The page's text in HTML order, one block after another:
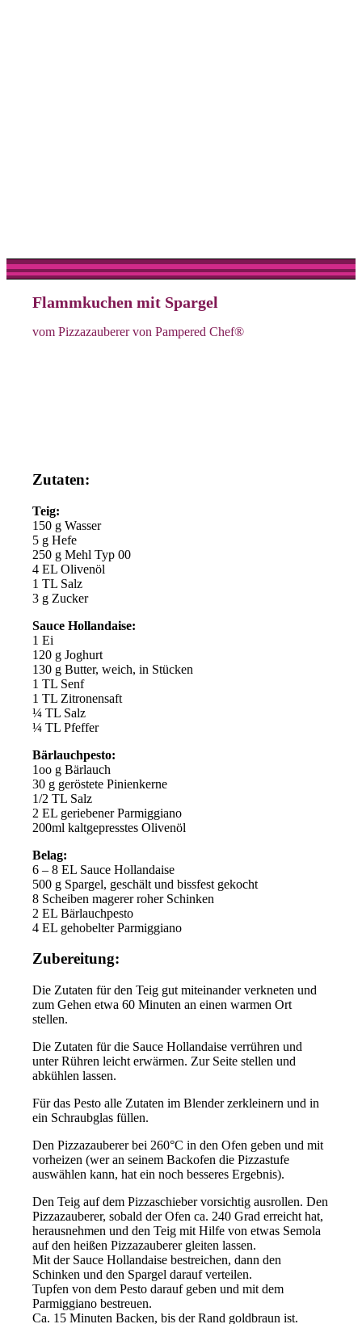
Flammkuchen mit Spargel
vom Pizzazauberer von Pampered Chef®
Zutaten:
Teig:
150 g Wasser
5 g Hefe
250 g Mehl Typ 00
4 EL Olivenöl
1 TL Salz
3 g Zucker
Sauce Hollandaise:
1 Ei
120 g Joghurt
130 g Butter, weich, in Stücken
1 TL Senf
1 TL Zitronensaft
¼ TL Salz
¼ TL Pfeffer
Bärlauchpesto:
1oo g Bärlauch
30 g geröstete Pinienkerne
1/2 TL Salz
2 EL geriebener Parmiggiano
200ml kaltgepresstes Olivenöl
Belag:
6 – 8 EL Sauce Hollandaise
500 g Spargel, geschält und bissfest gekocht
8 Scheiben magerer roher Schinken
2 EL Bärlauchpesto
4 EL gehobelter Parmiggiano
Zubereitung:
Die Zutaten für den Teig gut miteinander verkneten und
zum Gehen etwa 60 Minuten an einen warmen Ort
stellen.
Die Zutaten für die Sauce Hollandaise verrühren und
unter Rühren leicht erwärmen. Zur Seite stellen und
abkühlen lassen.
Für das Pesto alle Zutaten im Blender zerkleinern und in
ein Schraubglas füllen.
Den Pizzazauberer bei 260°C in den Ofen geben und mit
vorheizen (wer an seinem Backofen die Pizzastufe
auswählen kann, hat ein noch besseres Ergebnis).
Den Teig auf dem Pizzaschieber vorsichtig ausrollen. Den
Pizzazauberer, sobald der Ofen ca. 240 Grad erreicht hat,
herausnehmen und den Teig mit Hilfe von etwas Semola
auf den heißen Pizzazauberer gleiten lassen.
Mit der Sauce Hollandaise bestreichen, dann den
Schinken und den Spargel darauf verteilen.
Tupfen von dem Pesto darauf geben und mit dem
Parmiggiano bestreuen.
Ca. 15 Minuten Backen, bis der Rand goldbraun ist.